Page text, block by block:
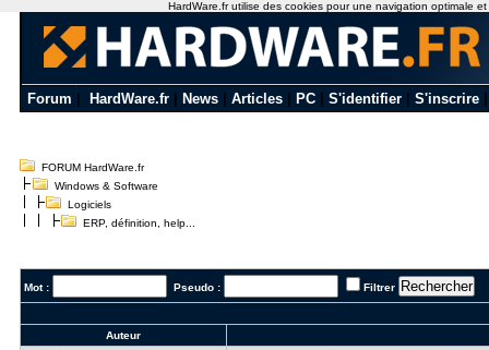
Forum HardWare.fr News Articles PC S'identifier S'inscrire
FORUM HardWare.fr
Windows & Software
Logiciels
ERP, définition, help...
Mot : Pseudo : Filtrer
Auteur
HardWare.fr utilise des cookies pour une navigation optimale